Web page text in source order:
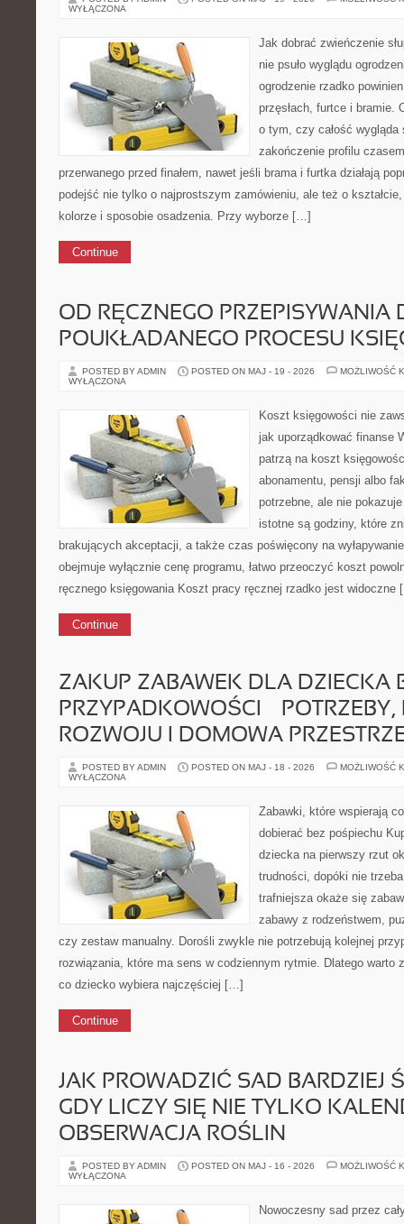
WYŁĄCZONA
Jak dobrać zwieńczenie
nie psuło wyglądu
ogrodzenie rzadko
przęsłach, furtce i bramie.
o tym, czy całość wygląda
zakończenie profilu
przerwanego przed finałem, nawet jeśli brama i furtka działają
podejść nie tylko o najprostszym zamówieniu, ale też o
kolorze i sposobie osadzenia. Przy wyborze […]
Continue
OD RĘCZNEGO PRZEPISYWANIA
POUKŁADANEGO PROCESU
POSTED BY ADMIN POSTED ON MAJ - 19 - 2026
MOŻLIWOŚĆ
WYŁĄCZONA
Koszt księgowości nie
jak uporządkować finanse
patrzą na koszt
abonamentu, pensji albo
potrzebne, ale nie
istotne są godziny, które
brakujących akceptacji, a także czas poświęcony na
obejmuje wyłącznie cenę programu, łatwo przeoczyć koszt
ręcznego księgowania Koszt pracy ręcznej rzadko jest widoczne
Continue
ZAKUP ZABAWEK DLA DZIECKA
PRZYPADKOWOŚCI — POTRZEBY,
ROZWOJU I DOMOWA
POSTED BY ADMIN POSTED ON MAJ - 18 - 2026
MOŻLIWOŚĆ
WYŁĄCZONA
Zabawki, które wspierają
dobierać bez pośpiechu
dziecka na pierwszy rzut
trudności, dopóki nie
trafniejsza okaże się
zabawy z rodzeństwem,
czy zestaw manualny. Dorośli zwykle nie potrzebują kolejnej
rozwiązania, które ma sens w codziennym rytmie. Dlatego warto
co dziecko wybiera najczęściej […]
Continue
JAK PROWADZIĆ SAD BARDZIEJ
GDY LICZY SIĘ NIE TYLKO
OBSERWACJA ROŚLIN
POSTED BY ADMIN POSTED ON MAJ - 16 - 2026
MOŻLIWOŚĆ
WYŁĄCZONA
Nowoczesny sad przez